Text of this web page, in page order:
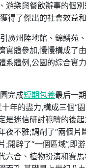
游樂與餐飲辦事的個
得了傑出的社會效益
廣州陸地館、錦鱗苑
實體參加,慢慢構成了
系體例,公園的綜合實
完成短期包養最后一
年的盡力,構成三個“園
是迷信研討範疇的後
夜不雅;調劑了“兩個片
;開辟了“一個區域”,即
六合、植物扮演和賽